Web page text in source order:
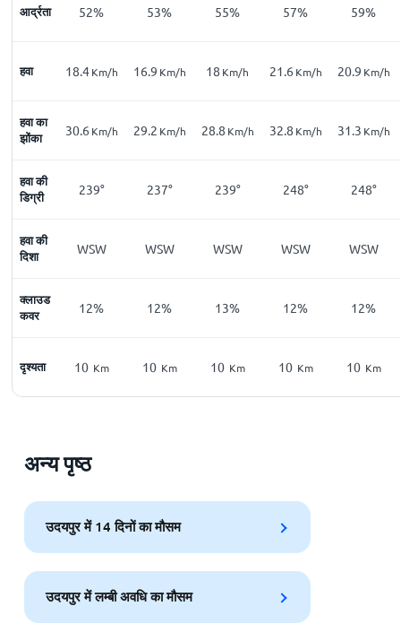
आर्द्रता 52% 53% 55% 57% 59%
हवा 18.4Km/h 16.9 Km/h 18 Km/h 21.6 Km/h 20.9 Km/h
हवा का
झोंका
30.6 Km/h 29.2 Km/h 28.8 Km/h 32.8 Km/h 31.3 Km/h
हवा की
डिग्री
239° 237° 239° 248° 248°
हवा की
दिशा
WSW WSW WSW WSW WSW
क्लाउड
कवर
12% 12% 13% 12% 12%
दृश्यता 10 Km 10 Km 10 Km 10 Km 10 Km
अन्य पृष्ठ
उदयपुर में 14 दिनों का मौसम
उदयपुर में लम्बी अवधि का मौसम